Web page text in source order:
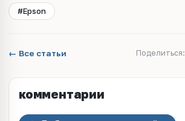
#Epson
← Все статьи Поделиться:
комментарии